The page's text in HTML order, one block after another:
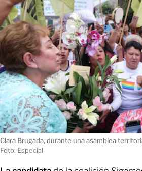
Clara Brugada, durante una asamblea
Foto: Especial